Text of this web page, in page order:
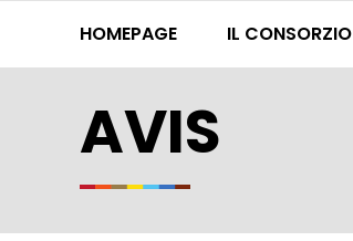
HOMEPAGE IL CONSORZIO
AVIS